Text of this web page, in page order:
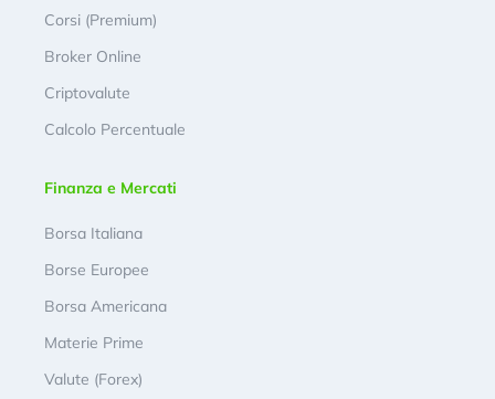
Corsi (Premium)
Broker Online
Criptovalute
Calcolo Percentuale
Finanza e Mercati
Borsa Italiana
Borse Europee
Borsa Americana
Materie Prime
Valute (Forex)